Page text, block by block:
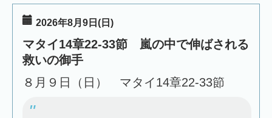
2026年8月9日(日)
マタイ14章22-33節 嵐の中で伸ばされる
救いの御手
８月９日（日） マタイ14章22-33節